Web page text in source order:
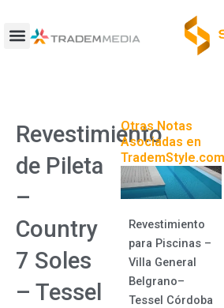
contenido
Revestimiento
de Pileta
–
Country
7 Soles
– Tessel
Otras Notas
Asociadas en
TrademStyle.com
Revestimiento
para Piscinas –
Villa General
Belgrano–
Tessel Córdoba